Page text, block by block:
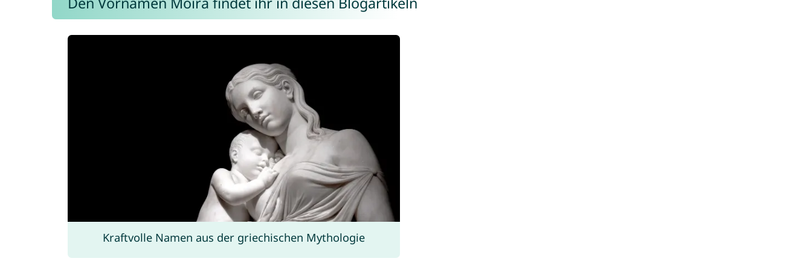
Kraftvolle Namen aus der griechischen Mythologie